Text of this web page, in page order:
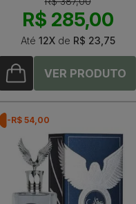
R$ 285,00
Até 12Xde R$ 23,75
-R$ 54,00